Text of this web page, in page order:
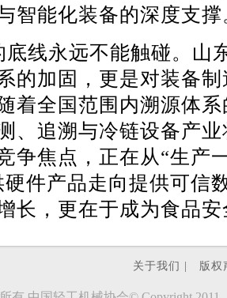
智能化装备的深度支撑
底线永远不能触碰。山
的加固，更是对装备
着全国范围内溯源体
、追溯与冷链设备产
争焦点，正在从“生产
硬件产品走向提供可信
长，更在于成为食品
关于我们 | 版